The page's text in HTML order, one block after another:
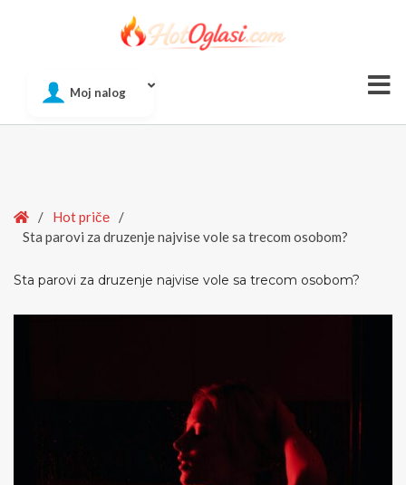
Moj nalog
Home
/ Hot pričе
/
Sta parovi za druzenje najvise vole sa trecom osobom?
Sta parovi za druzenje najvise vole sa trecom osobom?